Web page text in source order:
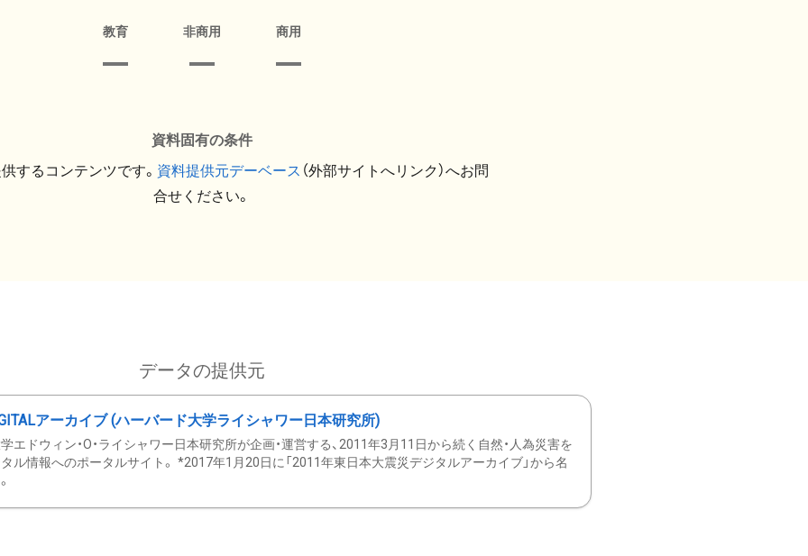
教育 非商用 商用
資料固有の条件
するコンテンツです。 資料提供元デーベース （外部サイトへリンク）へお問
合せください。
データの提供元
アーカイブ (ハーバード大学ライシャワー日本研究所)
エドウィン・O・ライシャワー日本研究所が企画・運営する、2011年3月11日から続く自然・人為災害を
ル情報へのポータルサイト。 *2017年1月20日に「2011年東日本大震災デジタルアーカイブ」から名